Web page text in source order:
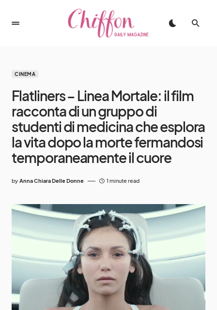
CINEMA
Flatliners – Linea Mortale: il film
racconta di un gruppo di
studenti di medicina che esplora
la vita dopo la morte fermandosi
temporaneamente il cuore
by Anna Chiara Delle Donne 1 minute read